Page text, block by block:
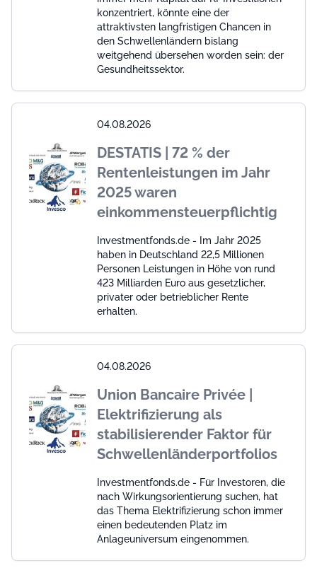
konzentriert, könnte eine der
attraktivsten langfristigen Chancen in
den Schwellenländern bislang
weitgehend übersehen worden sein: der
Gesundheitssektor.
04.08.2026
DESTATIS | 72 % der
Rentenleistungen im Jahr
2025 waren
einkommensteuerpflichtig
Investmentfonds.de - Im Jahr 2025
haben in Deutschland 22,5 Millionen
Personen Leistungen in Höhe von rund
423 Milliarden Euro aus gesetzlicher,
privater oder betrieblicher Rente
erhalten.
04.08.2026
Union Bancaire Privée |
Elektrifizierung als
stabilisierender Faktor für
Schwellenländerportfolios
Investmentfonds.de - Für Investoren, die
nach Wirkungsorientierung suchen, hat
das Thema Elektrifizierung schon immer
einen bedeutenden Platz im
Anlageuniversum eingenommen.